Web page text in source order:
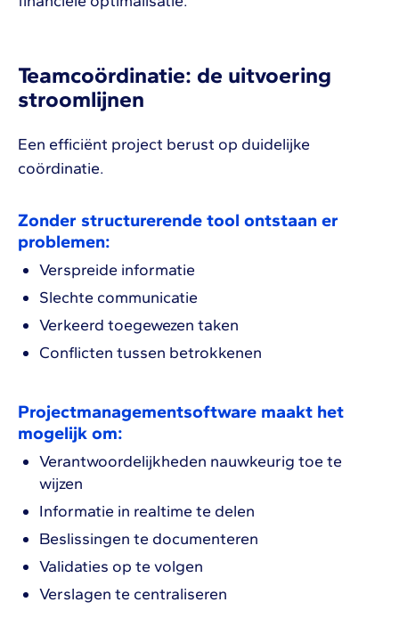
Teamcoördinatie: de uitvoering
stroomlijnen
Een efficiënt project berust op duidelijke
coördinatie.
Zonder structurerende tool ontstaan er
problemen:
Verspreide informatie
Slechte communicatie
Verkeerd toegewezen taken
Conflicten tussen betrokkenen
Projectmanagementsoftware maakt het
mogelijk om:
Verantwoordelijkheden nauwkeurig toe te
wijzen
Informatie in realtime te delen
Beslissingen te documenteren
Validaties op te volgen
Verslagen te centraliseren